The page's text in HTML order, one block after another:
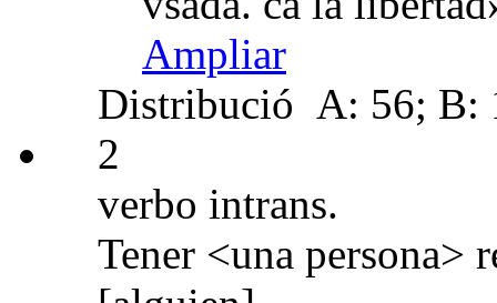
Ampliar
Distribució A: 56; B:
2
verbo intrans.
Tener <una persona>